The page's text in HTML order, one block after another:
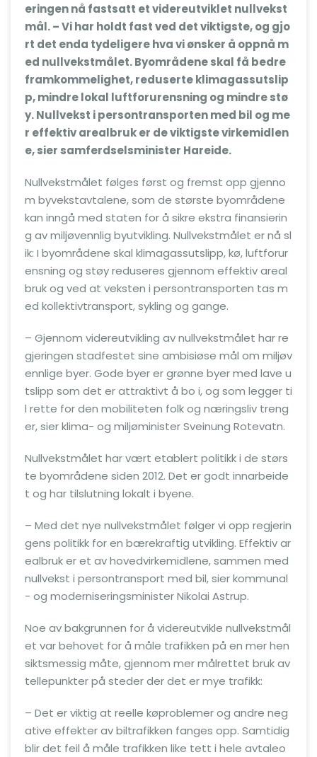
eringen nå fastsatt et videreutviklet nullvekst
mål. – Vi har holdt fast ved det viktigste, og gjo
rt det enda tydeligere hva vi ønsker å oppnå m
ed nullvekstmålet. Byområdene skal få bedre
framkommelighet, reduserte klimagassutslip
p, mindre lokal luftforurensning og mindre stø
y. Nullvekst i persontransporten med bil og me
r effektiv arealbruk er de viktigste virkemidlen
e, sier samferdselsminister Hareide.
Nullvekstmålet følges først og fremst opp gjenno
m byvekstavtalene, som de største byområdene
kan inngå med staten for å sikre ekstra finansierin
g av miljøvennlig byutvikling. Nullvekstmålet er nå sl
ik: I byområdene skal klimagassutslipp, kø, luftforur
ensning og støy reduseres gjennom effektiv areal
bruk og ved at veksten i persontransporten tas m
ed kollektivtransport, sykling og gange.
– Gjennom videreutvikling av nullvekstmålet har re
gjeringen stadfestet sine ambisiøse mål om miljøv
ennlige byer. Gode byer er grønne byer med lave u
tslipp som det er attraktivt å bo i, og som legger ti
l rette for den mobiliteten folk og næringsliv treng
er, sier klima- og miljøminister Sveinung Rotevatn.
Nullvekstmålet har vært etablert politikk i de størs
te byområdene siden 2012. Det er godt innarbeide
t og har tilslutning lokalt i byene.
– Med det nye nullvekstmålet følger vi opp regjerin
gens politikk for en bærekraftig utvikling. Effektiv ar
ealbruk er et av hovedvirkemidlene, sammen med
nullvekst i persontransport med bil, sier kommunal
- og moderniseringsminister Nikolai Astrup.
Noe av bakgrunnen for å videreutvikle nullvekstmål
et var behovet for å måle trafikken på en mer hen
siktsmessig måte, gjennom mer målrettet bruk av
tellepunkter på steder der det er mye trafikk:
– Det er viktig at reelle køproblemer og andre neg
ative effekter av biltrafikken fanges opp. Samtidig
blir det feil å måle trafikken like tett i hele avtaleo